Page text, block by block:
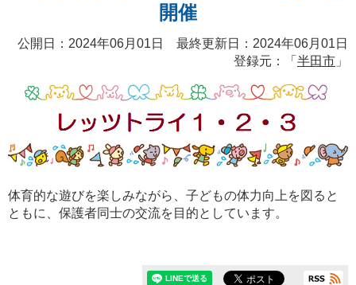
開催
公開日：2024年06月01日 最終更新日：2024年06月01日
登録元：「 半田市 」
体育的な遊びを楽しみながら、子どもの体力向上を図ると
ともに、保護者同士の交流を目的としています。